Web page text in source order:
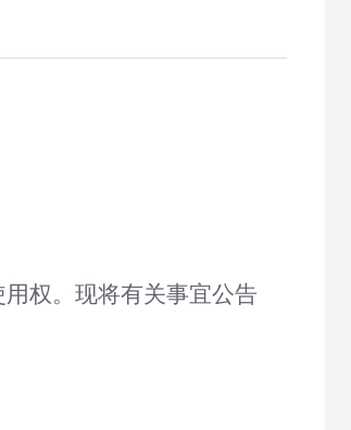
权。现将有关事宜公告